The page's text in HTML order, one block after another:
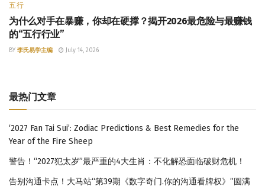
五行
为什么对手在暴赚，你却在硬撑？揭开2026最危险与最赚钱
的“五行行业”
BY 李氏易学主编 July 14, 2026
最热门文章
‘2027 Fan Tai Sui’: Zodiac Predictions & Best Remedies for the
Year of the Fire Sheep
警告！“2027犯太岁”最严重的4大生肖：不化解恐面临破财危机！
告别沟通卡点！大马站“第39期《数字奇门.你的沟通看牌权》”圆满